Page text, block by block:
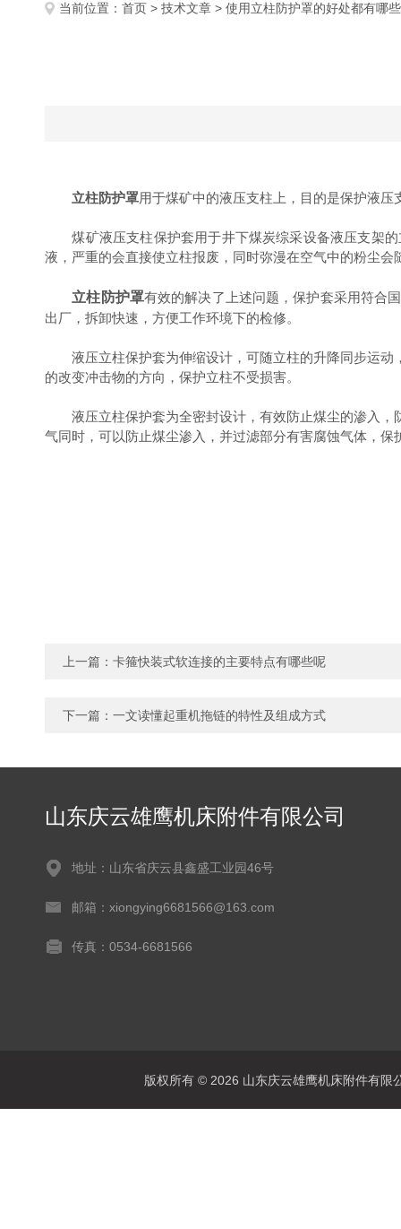
当前位置： 首页 > 技术文章 > 使用立柱防护罩的好处都有哪
立柱防护罩用于煤矿中的液压支柱上，目的是保护液
煤矿液压支柱保护套用于井下煤炭综采设备液压支架的
液，严重的会直接使立柱报废，同时弥漫在空气中的粉尘
立柱防护罩有效的解决了上述问题，保护套采用符合
出厂，拆卸快速，方便工作环境下的检修。
液压立柱保护套为伸缩设计，可随立柱的升降同步运动
的改变冲击物的方向，保护立柱不受损害。
液压立柱保护套为全密封设计，有效防止煤尘的渗入，
气同时，可以防止煤尘渗入，并过滤部分有害腐蚀气体，保
上一篇： 卡箍快装式软连接的主要特点有哪些呢
下一篇： 一文读懂起重机拖链的特性及组成方式
山东庆云雄鹰机床附件有限公司
地址：山东省庆云县鑫盛工业园46号
邮箱：xiongying6681566@163.com
传真：0534-6681566
版权所有 © 2026 山东庆云雄鹰机床附件有